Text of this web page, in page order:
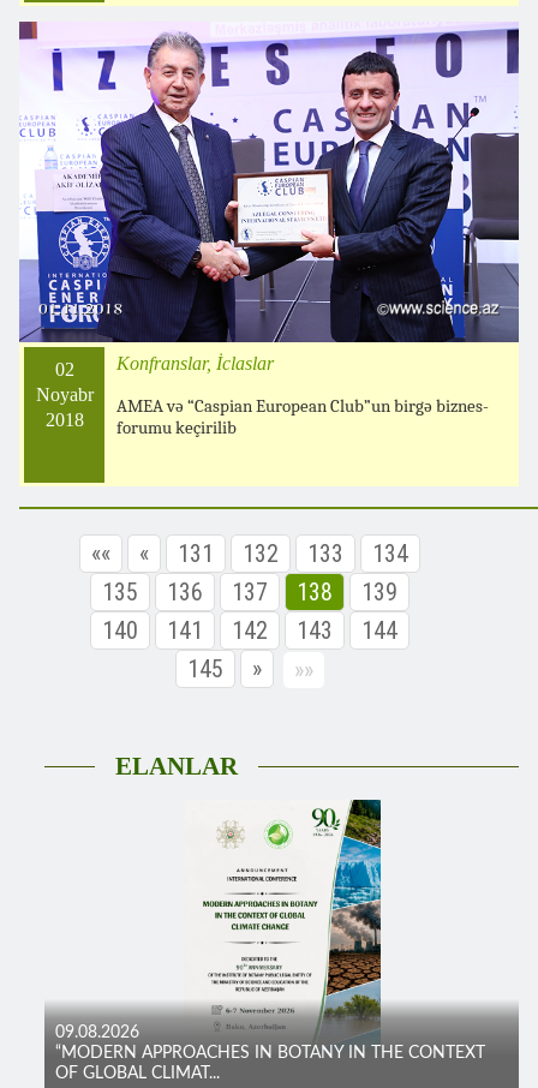
02
Noyabr
2018
Konfranslar, İclaslar
AMEA və “Caspian European Club”un birgə biznes-
forumu keçirilib
«« « 131 132 133
134
135
136 137 138
139
140
141 142 143
144
145
» »»
ELANLAR
09.08.2026
“MODERN APPROACHES IN BOTANY IN THE CONTEXT
OF GLOBAL CLIMAT...